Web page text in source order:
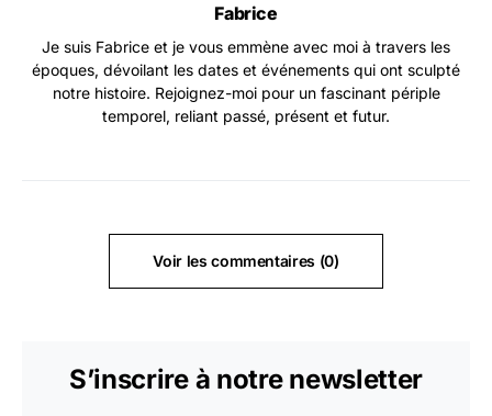
Fabrice
Je suis Fabrice et je vous emmène avec moi à travers les
époques, dévoilant les dates et événements qui ont sculpté
notre histoire. Rejoignez-moi pour un fascinant périple
temporel, reliant passé, présent et futur.
Voir les commentaires (0)
S’inscrire à notre newsletter